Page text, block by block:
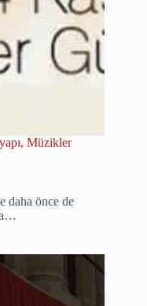
, Müzikler
daha önce de